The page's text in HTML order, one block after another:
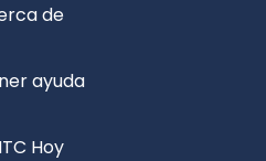
de
ayuda
Hoy